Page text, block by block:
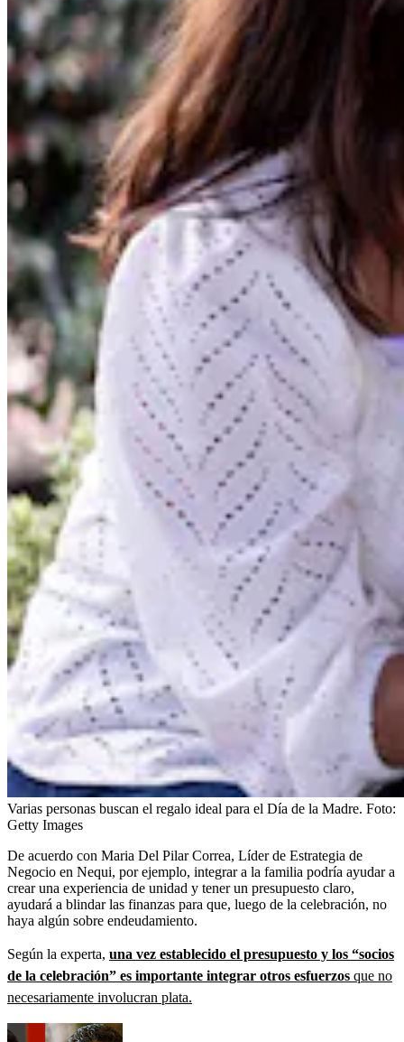
Varias personas buscan el regalo ideal para el Día de la Madre. Foto:
Getty Images
De acuerdo con Maria Del Pilar Correa, Líder de Estrategia de
Negocio en Nequi, por ejemplo, integrar a la familia podría ayudar a
crear una experiencia de unidad y tener un presupuesto claro,
ayudará a blindar las finanzas para que, luego de la celebración, no
haya algún sobre endeudamiento.
Según la experta, una vez establecido el presupuesto y los “socios
de la celebración” es importante integrar otros esfuerzos que no
necesariamente involucran plata.